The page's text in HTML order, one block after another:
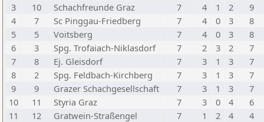
3
10 Schachfreunde Graz 7 4 1 2
9
4
7 Sc Pinggau-Friedberg 7 4 0 3
8
5
5 Voitsberg 7 4 0 3
8
6
3 Spg. Trofaiach-Niklasdorf 7 2 3 2
7
7
8 Ej. Gleisdorf 7 3 1 3
7
8
2 Spg. Feldbach-Kirchberg 7 3 1 3
7
9
9 Grazer Schachgesellschaft 7 3 1 3
7
10
11 Styria Graz 7 3 0 4
6
11
12 Gratwein-Straßengel 7 1 2 4
4